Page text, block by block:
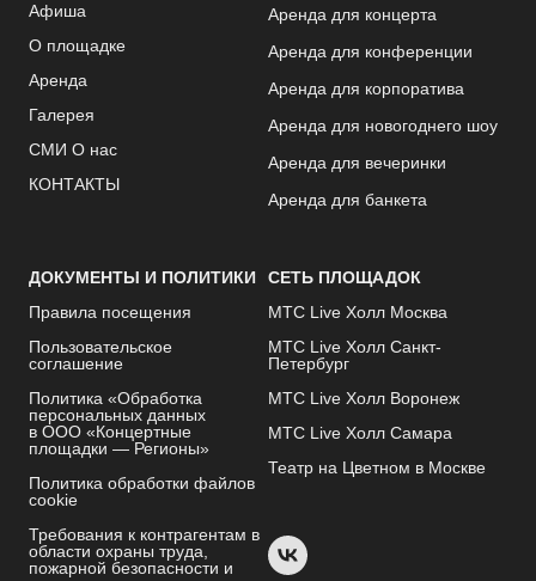
Афиша
О площадке
Аренда
Галерея
СМИ О нас
КОНТАКТЫ
Аренда для концерта
Аренда для конференции
Аренда для корпоратива
Аренда для новогоднего шоу
Аренда для вечеринки
Аренда для банкета
ДОКУМЕНТЫ И ПОЛИТИКИ
Правила посещения
Пользовательское
соглашение
Политика «Обработка
персональных данных
в ООО «Концертные
площадки — Регионы»
Политика обработки файлов
cookie
Требования к контрагентам в
области охраны труда,
пожарной безопасности и
СЕТЬ ПЛОЩАДОК
МТС Live Холл Москва
МТС Live Холл Санкт-
Петербург
МТС Live Холл Воронеж
МТС Live Холл Самара
Театр на Цветном в Москве